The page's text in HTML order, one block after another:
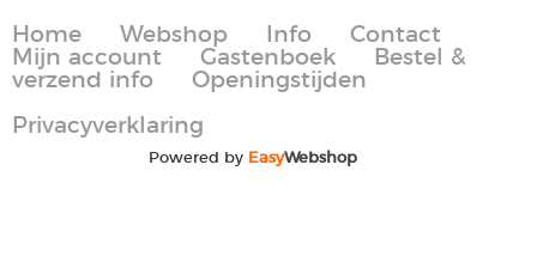
Home Webshop Info
Contact
Mijn account
Gastenboek
Bestel &
verzend info
Openingstijden
Privacyverklaring
Powered by EasyWebshop